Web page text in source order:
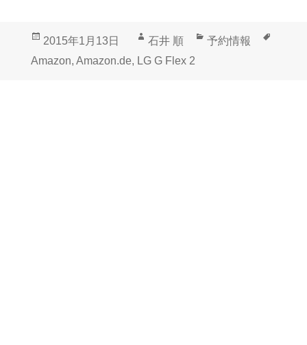
投
稿
2015年1月13日
作
成
石井 順
カ
予約情報
Amazon, Amazon.de, LG G Flex 2